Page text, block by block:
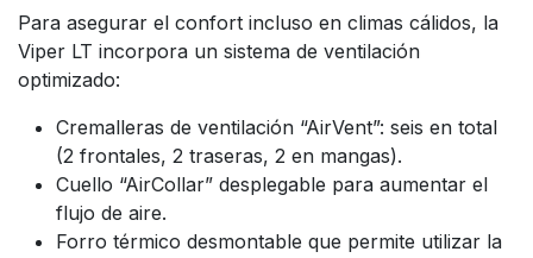
Para asegurar el confort incluso en climas cálidos, la
Viper LT incorpora un sistema de ventilación
optimizado:
Cremalleras de ventilación “AirVent”: seis en total
(2 frontales, 2 traseras, 2 en mangas).
Cuello “AirCollar” desplegable para aumentar el
flujo de aire.
Forro térmico desmontable que permite utilizar la